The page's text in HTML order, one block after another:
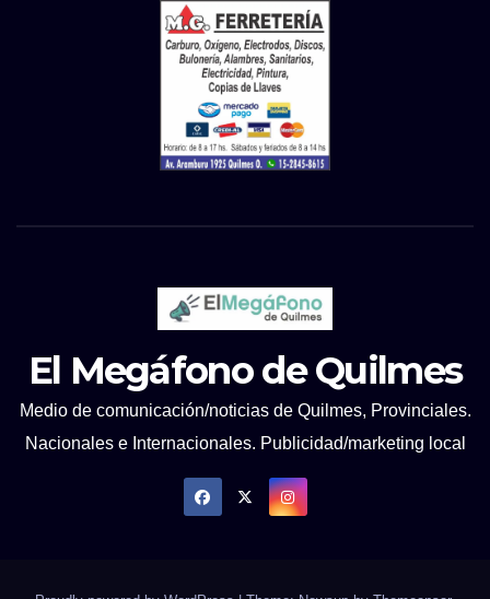
El Megáfono de Quilmes
Medio de comunicación/noticias de Quilmes, Provinciales.
Nacionales e Internacionales. Publicidad/marketing local